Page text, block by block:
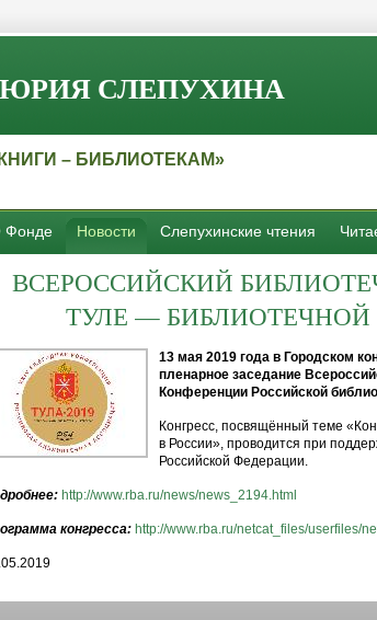
СЛЕПУХИНА
– БИБЛИОТЕКАМ»
Фонде Новости Слепухинские чтения
ВСЕРОССИЙСКИЙ
ТУЛЕ — БИБЛИОТЕЧНОЙ
13 мая 2019 года в Городском
пленарное заседание
Конференции Российской
Конгресс, посвящённый теме
в России», проводится при
Российской Федерации.
http://www.rba.ru/news/news_2194.html
конгресса: http://www.rba.ru/netcat_files/userfiles/